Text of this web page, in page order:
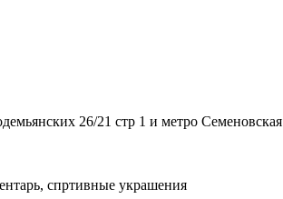
26/21 стр 1 и метро Семеновская
спртивные украшения